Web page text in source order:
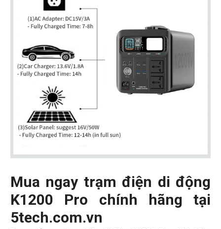
Mua ngay trạm điện di động
K1200 Pro chính hãng tại
5tech.com.vn